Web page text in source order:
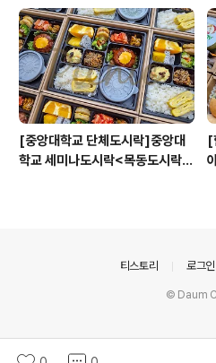
원스피크닉>
[중앙대학교 단체도시락]중앙대
학교 세미나도시락<목동도시락/
티스토리 로그인
© Daum